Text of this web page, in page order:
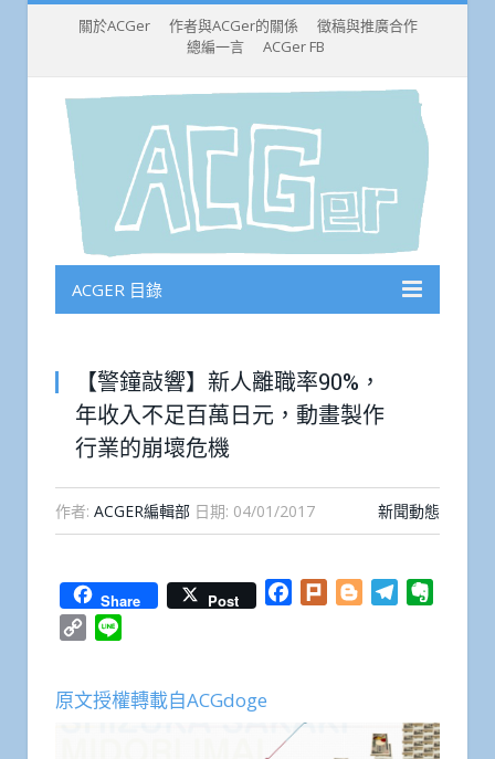
關於ACGer 作者與ACGer的關係
徵稿與推廣合作
總編一言
ACGer FB
ACGER 目錄
【警鐘敲響】新人離職率90%，
年收入不足百萬日元，動畫製作
行業的崩壞危機
作者: ACGER編輯部 日期: 04/01/2017 新聞動態
Share Post Facebook
Plurk BloggerTelegram
Copy
原文授權轉載自ACGdoge